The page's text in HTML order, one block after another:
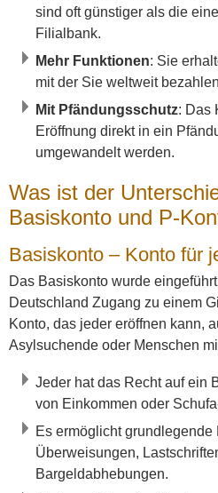
sind oft günstiger als die
Filialbank.
Mehr Funktionen: Sie
mit der Sie weltweit
Mit Pfändungsschutz: Das
Eröffnung direkt in ein
umgewandelt werden.
Was ist der
Basiskonto und P-
Basiskonto – Konto für
Das Basiskonto wurde
Deutschland Zugang zu einem
Konto, das jeder eröffnen kann,
Asylsuchende oder Menschen
Jeder hat das Recht auf ein
von Einkommen oder
Es ermöglicht grundlegende
Überweisungen,
Bargeldabhebungen.